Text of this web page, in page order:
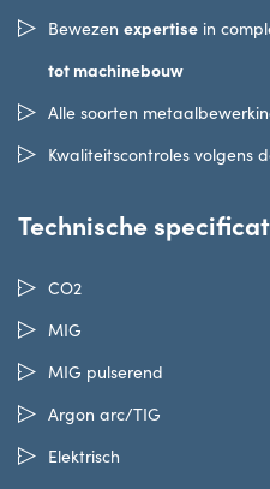
Bewezen expertisein
tot machinebouw
Alle soorten
Kwaliteitscontroles volgens
Technische
CO2
MIG
MIG pulserend
Argon arc/TIG
Elektrisch